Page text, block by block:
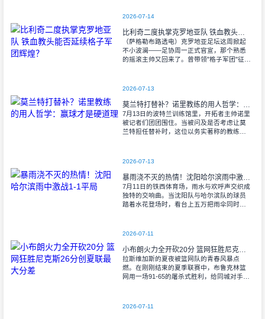
2026-07-14
比利奇二度执掌克罗地亚队 铁血教头能否延续格子军团辉煌？
（萨格勒布路透电）克罗地亚足坛这周掀起
不小波澜——足协周一正式官宣，那个熟悉
的摇滚主帅又回来了。曾带领"格子军团"征战
2026-07-13
莫兰特打替补？诺里教练的用人哲学：赢球才是硬道理
7月13日的波特兰训练馆里，开拓者主帅诺里
被记者们团团围住。当被问及是否考虑让莫
兰特担任替补时，这位以务实著称的教练露
2026-07-13
暴雨浇不灭的热情！沈阳哈尔滨雨中激战1-1平局
7月11日的铁西体育场，雨水与欢呼声交织成
独特的交响曲。当沈阳队与哈尔滨队的球员
踏着水花登场时，看台上五万把雨伞同时收
2026-07-11
小布朗火力全开砍20分 篮网狂胜尼克斯26分创夏联最大分差
拉斯维加斯的夏夜被篮网队的青春风暴点
燃。在刚刚结束的夏季联赛中，布鲁克林篮
网用一场91-65的屠杀式胜利，给同城对手尼
2026-07-11